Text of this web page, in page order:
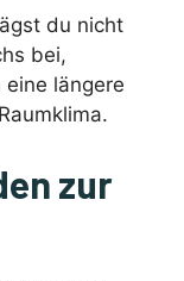
du nicht
bei,
längere
zur